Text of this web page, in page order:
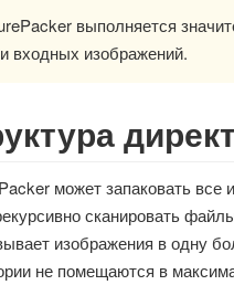
выполняется
входных изображений.
может запаковать
сканировать
изображения в одну
не помещаются в